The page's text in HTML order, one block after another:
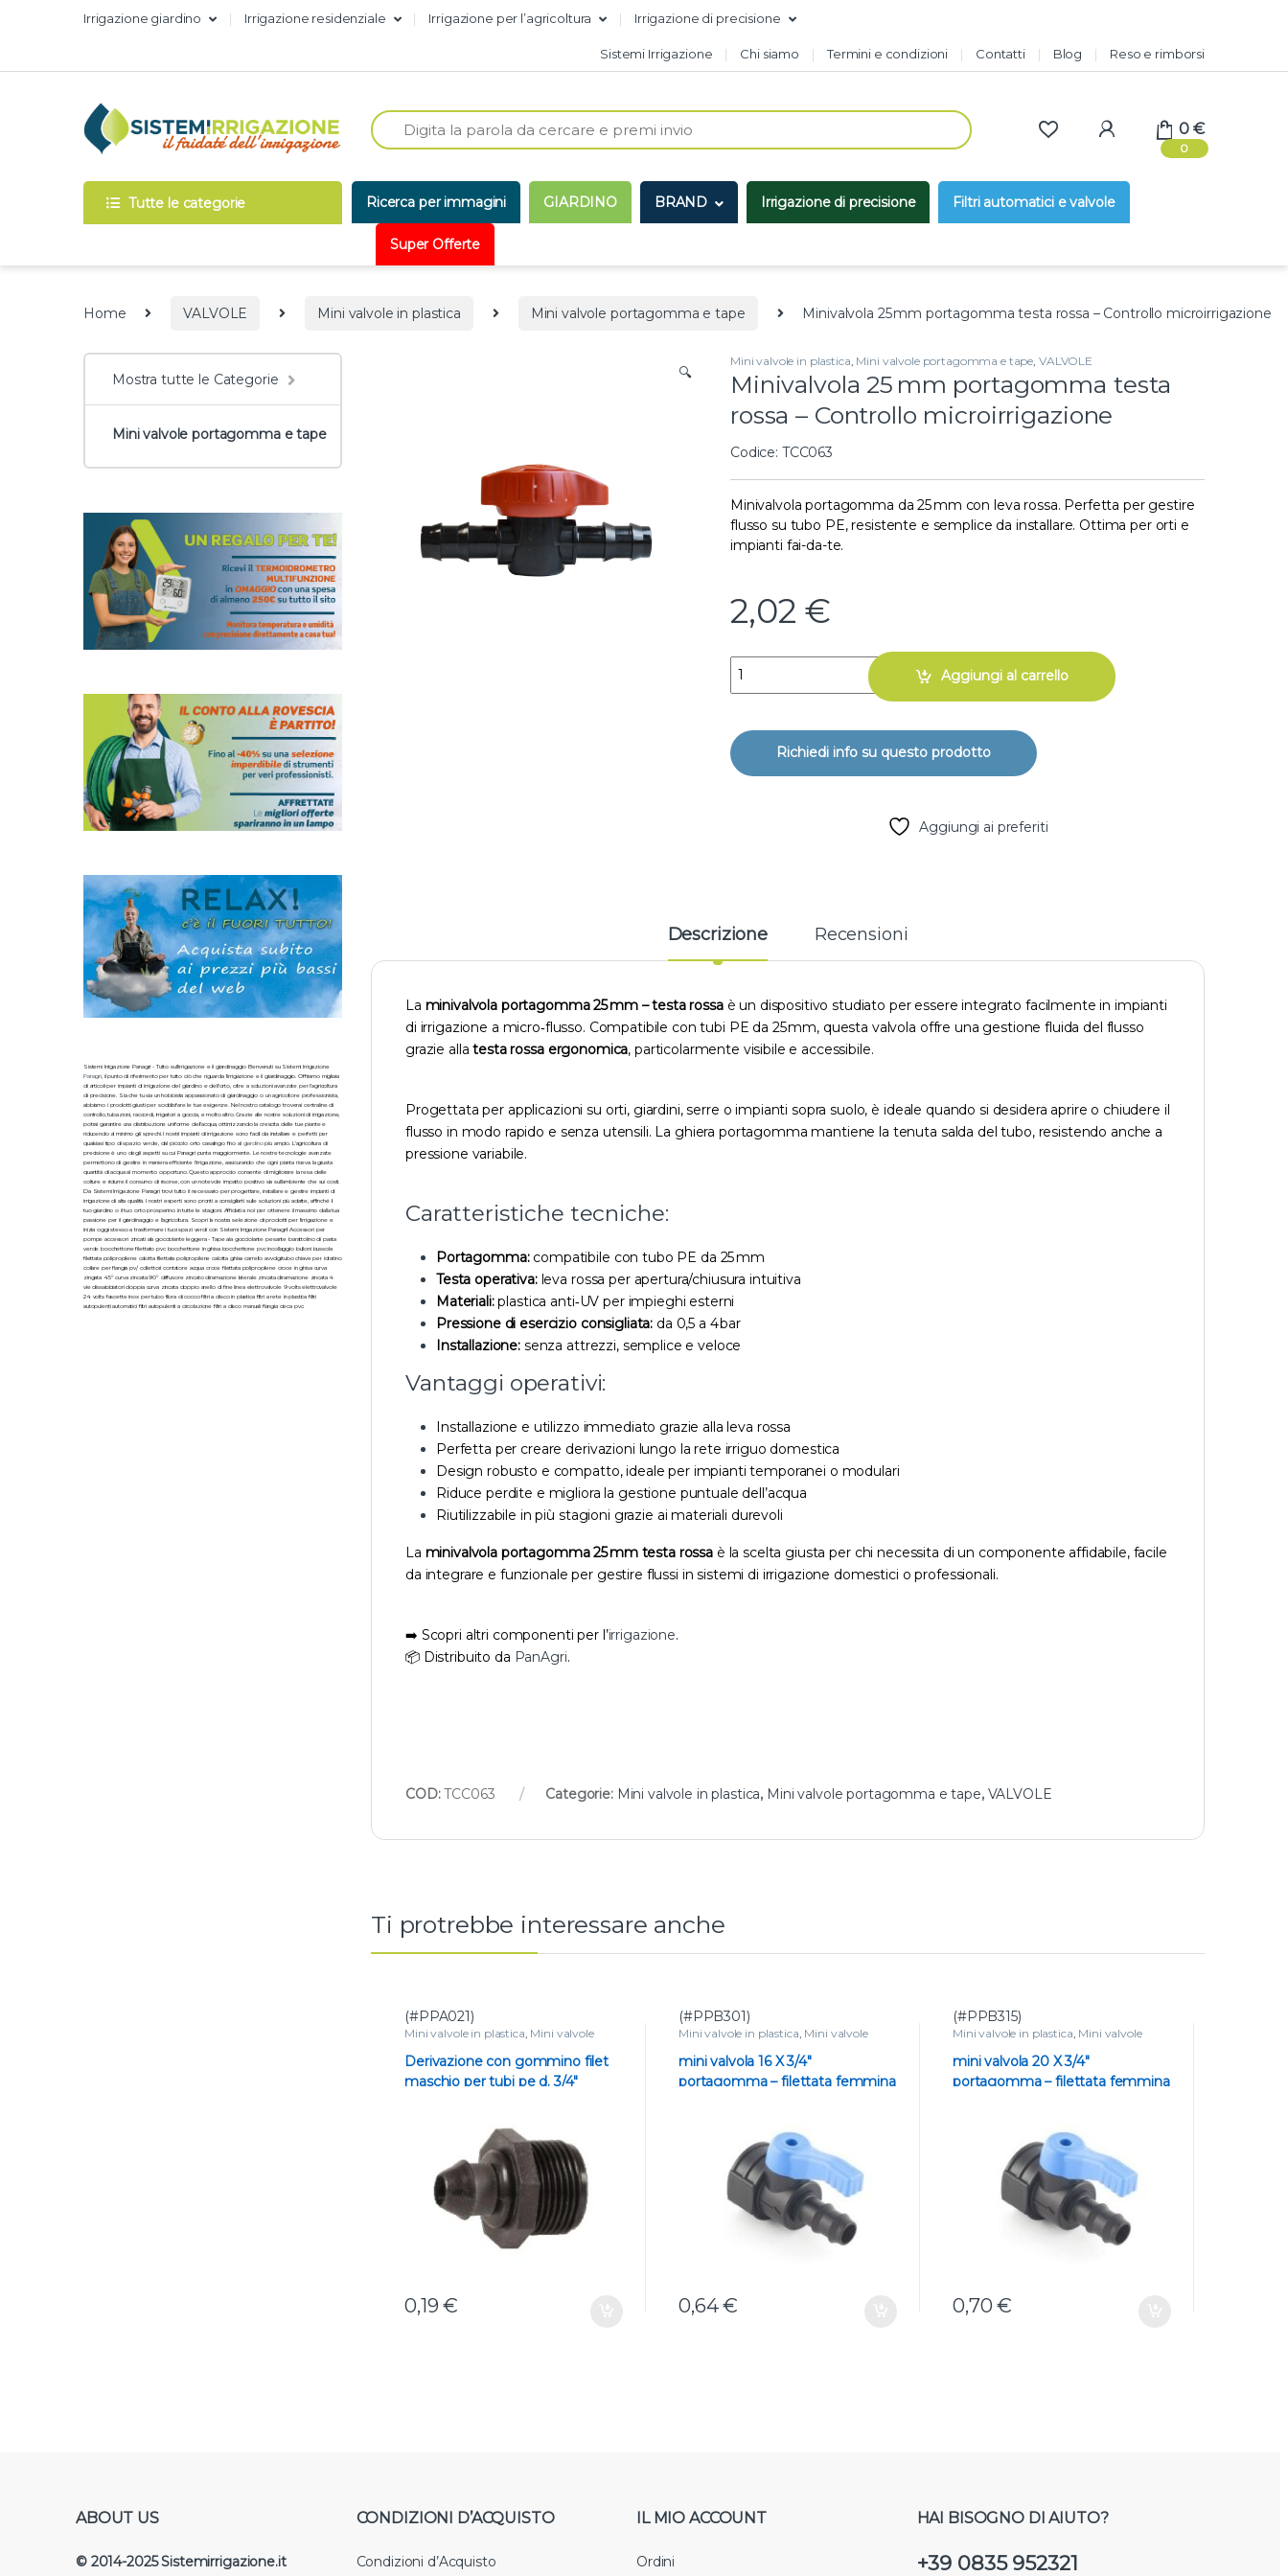
Skip to navigation
Skip to contentIrrigazione giardino Irrigazione residenziale Irrigazione per l’agricoltura Irrigazione di precisione
Sistemi Irrigazione Chi siamo Termini e condizioni Contatti Blog Reso e rimborsi
0
0€
Tutte le categorie Ricerca per immagini GIARDINO BRAND Irrigazione di precisione Filtri automatici e valvole
Super Offerte
Home VALVOLE Mini valvole in plastica Mini valvole portagomma e tape Minivalvola 25 mm portagomma testa rossa – Controllo microirrigazione
🔍
Mini valvole in plastica Mini valvole portagomma e tape VALVOLE
Minivalvola 25 mm portagomma testa
rossa – Controllo microirrigazione
Codice: TCC063
Minivalvola portagomma da 25 mm con leva rossa. Perfetta per gestire
flusso su tubo PE, resistente e semplice da installare. Ottima per orti e
impianti fai-da-te.
2,02 €
Minivalvola 25 mm portagomma testa rossa – Controllo microirrigazione quantity
Aggiungi al carrello
Aggiungi ai preferiti
Descrizione Recensioni
La minivalvola portagomma 25 mm – testa rossaè un dispositivo studiato per essere integrato facilmente in impianti
di irrigazione a micro‑flusso. Compatibile con tubi PE da 25 mm, questa valvola offre una gestione fluida del flusso
grazie allatesta rossa ergonomica, particolarmente visibile e accessibile.
Progettata per applicazioni su orti, giardini, serre o impianti sopra suolo, è ideale quando si desidera aprire o chiudere il
flusso in modo rapido e senza utensili. La ghiera portagomma mantiene la tenuta salda del tubo, resistendo anche a
pressione variabile.
Caratteristiche tecniche:
Portagomma:compatibile con tubo PE da 25 mm
Testa operativa:leva rossa per apertura/chiusura intuitiva
Materiali:plastica anti‑UV per impieghi esterni
Pressione di esercizio consigliata: da 0,5 a 4 bar
Installazione: senza attrezzi, semplice e veloce
Vantaggi operativi:
Installazione e utilizzo immediato grazie alla leva rossa
Perfetta per creare derivazioni lungo la rete irriguo domestica
Design robusto e compatto, ideale per impianti temporanei o modulari
Riduce perdite e migliora la gestione puntuale dell’acqua
Riutilizzabile in più stagioni grazie ai materiali durevoli
La minivalvola portagomma 25 mm testa rossa è la scelta giusta per chi necessita di un componente affidabile, facile
da integrare e funzionale per gestire flussi in sistemi di irrigazione domestici o professionali.
➡️ Scopri altri componenti per l’irrigazione.
📦 Distribuito da PanAgri.
COD:TCC063 Categorie: Mini valvole in plastica, Mini valvole portagomma e tape, VALVOLE
Ti protrebbe interessare anche
(#PPA021)
Mini valvole in plastica, Mini valvole
per tubo,VALVOLE
Derivazione con gommino filet
maschio per tubi pe d. 3/4″
0,19€
(#PPB301)
Mini valvole in plastica, Mini valvole
mini valvola 16 X 3/4″
portagomma – filettata femmina
0,64€
(#PPB315)
Mini valvole in plastica, Mini valvole
mini valvola 20 X 3/4″
portagomma – filettata femmina
0,70€
Mostra tutte le Categorie
Mini valvole portagomma e tape
Sistemi Irrigazione Panagri - Tutto sull'irrigazione e il giardinaggio Benvenuti su Sistemi Irrigazione
Panagri, il punto di riferimento per tutto ciò che riguarda l'irrigazione e il giardinaggio. Offriamo migliaia
di articoli per impianti di irrigazione del giardino e dell'orto, oltre a soluzioni avanzate per l'agricoltura
di precisione. Sia che tu sia un hobbista appassionato di giardinaggio o un agricoltore professionista,
abbiamo i prodotti giusti per soddisfare le tue esigenze. Nel nostro catalogo troverai centraline di
controllo, tubazioni, raccordi, irrigatori a goccia, e molto altro. Grazie alle nostre soluzioni di irrigazione,
potrai garantire una distribuzione uniforme dell'acqua, ottimizzando la crescita delle tue piante e
riducendo al minimo gli sprechi. I nostri impianti di irrigazione sono facili da installare e perfetti per
qualsiasi tipo di spazio verde, dal piccolo orto casalingo fino al giardinopiù ampio. L'agricoltura di
precisione è uno degli aspetti su cui Panagri punta maggiormente. Le nostre tecnologie avanzate
permettono di gestire in maniera efficiente l'irrigazione, assicurando che ogni pianta riceva la giusta
quantità di acqua al momento opportuno. Questo approccio consente di migliorare la resa delle
colture e ridurre il consumo di risorse, con un notevole impatto positivo sia sull'ambiente che sui costi.
Da Sistemi Irrigazione Panagri trovi tutto il necessario per progettare, installare e gestire impianti di
irrigazione di alta qualità. I nostri esperti sono pronti a consigliarti sulle soluzioni più adatte, affinché il
tuo giardino o il tuo orto prosperino in tutte le stagioni. Affidati a noi per ottenere il massimo dalla tua
passione per il giardinaggio e l'agricoltura. Scopri la nostra selezione di prodotti per l'irrigazione e
inizia oggi stesso a trasformare i tuoi spazi verdi con Sistemi Irrigazione Panagri! Accessori per
pompe accessori zincati ala gocciolante leggera - Tape ala gocciolante pesante barattolino di pasta
verde bocchettone filettato pvc bocchettone in ghisa bocchettone pvc incollaggio bulloni bussola
filettata polipropilene calotta filettata polipropilene calotta ghisa carrello avvolgitubo chiave per idratino
collare per flangia pv/ collettori contatore acqua croce filettata polipropilene croce in ghisa curva
zingata 45° curva zincata 90° diffusore zincato diramazione laterale zincata diramazione zincata 4
vie dissabbiatori doppia curva zincata doppio anello di fine linea elettrovalvole 9 volts elettrovalvole
24 volts fascette inox per tubo fibra di cocco filtri a disco in plastica filtri a rete in plastica filtri
autopulenti automatici filtri autopulenti a circolazione filtri a disco manuali flangia cieca pvc.
ABOUT US
© 2014-2025 Sistemirrigazione.it
CONDIZIONI D’ACQUISTO
Condizioni d’Acquisto
IL MIO ACCOUNT
Ordini
HAI BISOGNO DI AIUTO?
+39 0835 952321